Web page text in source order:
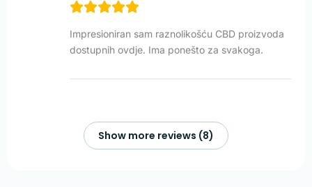
Impresioniran sam raznolikošću CBD proizvoda
dostupnih ovdje. Ima ponešto za svakoga.
Show more reviews (8)